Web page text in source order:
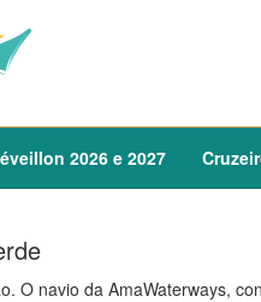
2026 e 2027
O navio da AmaWaterways,